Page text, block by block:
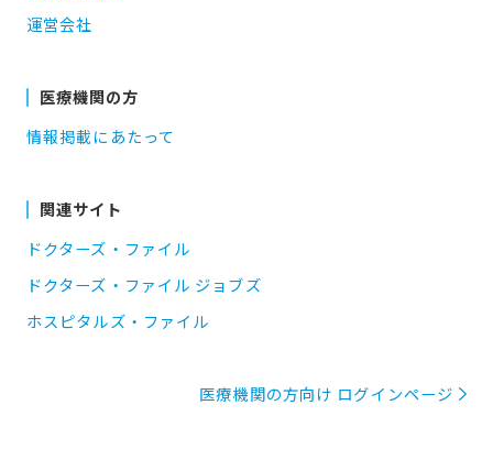
運営会社
医療機関の方
情報掲載にあたって
関連サイト
ドクターズ・ファイル
ドクターズ・ファイル ジョブズ
ホスピタルズ・ファイル
医療機関の方向け ログインページ